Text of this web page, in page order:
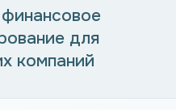
для
компаний